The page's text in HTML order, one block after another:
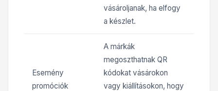
vásároljanak, ha elfogy
a készlet.
Esemény
promóciók
A márkák
megoszthatnak QR
kódokat vásárokon
vagy kiállításokon, hogy